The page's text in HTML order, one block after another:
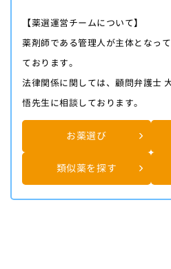
【薬選運営チームについて】
薬剤師である管理人が主体となっ
ております。
法律関係に関しては、顧問弁護士
悟先生に相談しております。
お薬選び
類似薬を探す